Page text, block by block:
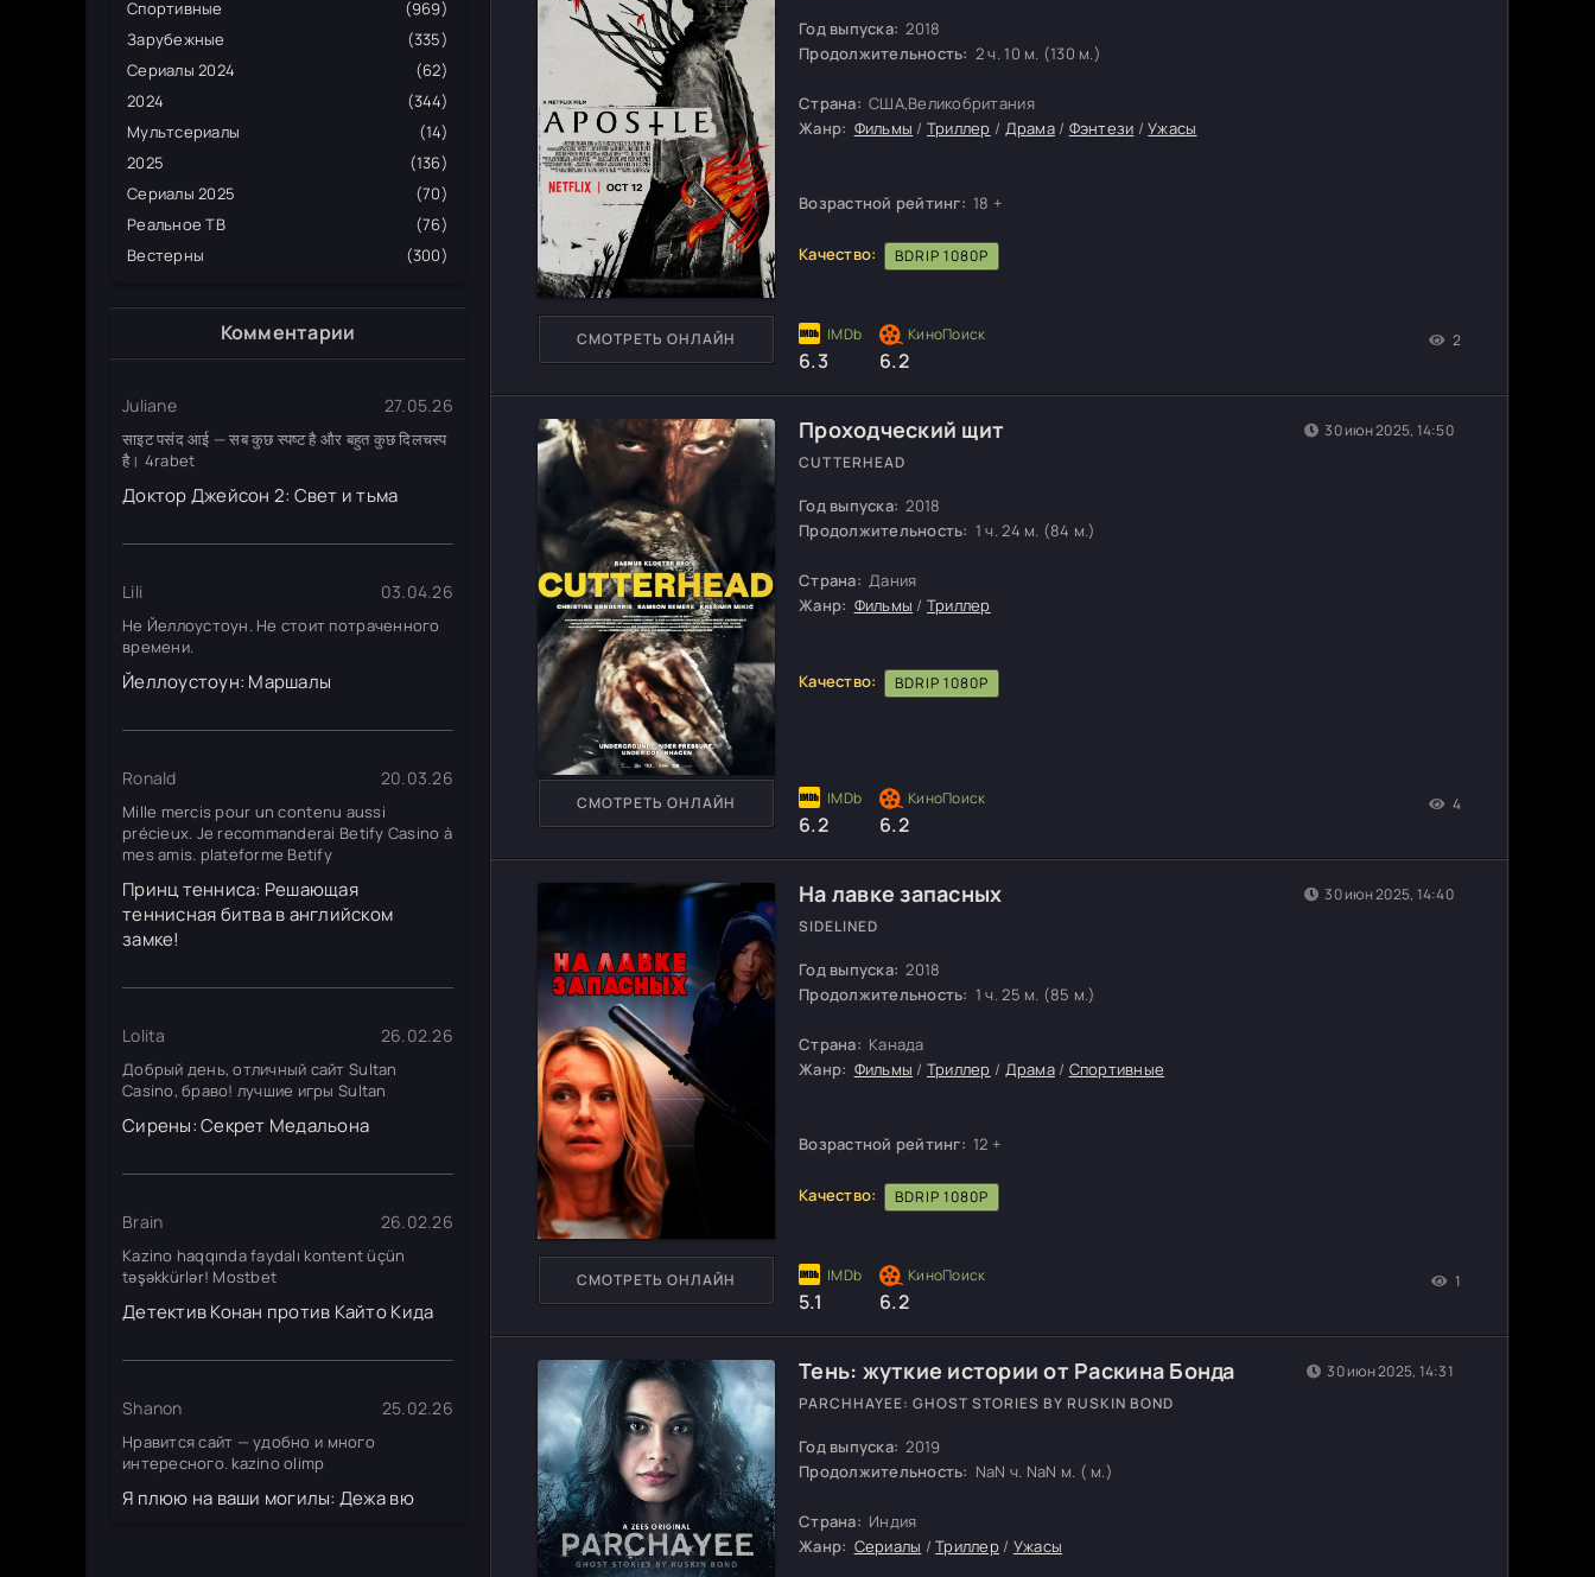
Спортивные
(969)
Зарубежные
(335)
Сериалы 2024
(62)
2024
(344)
Мультсериалы
(14)
2025
(136)
Сериалы 2025
(70)
Реальное ТВ
(76)
Вестерны
(300)
Комментарии
Juliane 27.05.26
साइट पसंद आई — सब कुछ स्पष्ट है और बहुत कुछ दिलचस्प
है। 4rabet
Доктор Джейсон 2: Свет и тьма
Lili 03.04.26
Не Йеллоустоун. Не стоит потраченного
времени.
Йеллоустоун: Маршалы
Ronald 20.03.26
Mille mercis pour un contenu aussi
précieux. Je recommanderai Betify Casino à
mes amis. plateforme Betify
Принц тенниса: Решающая
теннисная битва в английском
замке!
Lolita 26.02.26
Добрый день, отличный сайт Sultan
Casino, браво! лучшие игры Sultan
Сирены: Секрет Медальона
Brain 26.02.26
Kazino haqqında faydalı kontent üçün
təşəkkürlər! Mostbet
Детектив Конан против Кайто Кида
Shanon 25.02.26
Нравится сайт — удобно и много
интересного. kazino olimp
Я плюю на ваши могилы: Дежа вю
Год выпуска: 2018
Продолжительность: 2 ч. 10 м. (130 м.)
Страна: США,Великобритания
Жанр: Фильмы / Триллер / Драма/ Фэнтези /Ужасы
Возрастной рейтинг: 18 +
Качество: BDRIP 1080P
СМОТРЕТЬ ОНЛАЙН
6.3 6.2
2
Проходческий щит
CUTTERHEAD
Год выпуска: 2018
Продолжительность: 1 ч. 24 м. (84 м.)
Страна: Дания
Жанр: Фильмы / Триллер
Качество: BDRIP 1080P
СМОТРЕТЬ ОНЛАЙН
6.2 6.2
4
30 июн 2025, 14:50
На лавке запасных
SIDELINED
Год выпуска: 2018
Продолжительность: 1 ч. 25 м. (85 м.)
Страна: Канада
Жанр: Фильмы / Триллер / Драма/ Спортивные
Возрастной рейтинг: 12 +
Качество: BDRIP 1080P
СМОТРЕТЬ ОНЛАЙН
5.1 6.2
1
30 июн 2025, 14:40
Тень: жуткие истории от Раскина Бонда
PARCHHAYEE: GHOST STORIES BY RUSKIN BOND
Год выпуска: 2019
Продолжительность: NaN ч. NaN м. ( м.)
Страна: Индия
Жанр: Сериалы /Триллер / Ужасы
30 июн 2025, 14:31